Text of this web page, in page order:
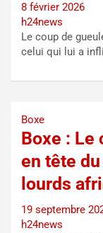
8 février 2026
h24news
Le coup de
celui qui lui a
Boxe
Boxe : Le
en tête
lourds
19 septembre
h24news